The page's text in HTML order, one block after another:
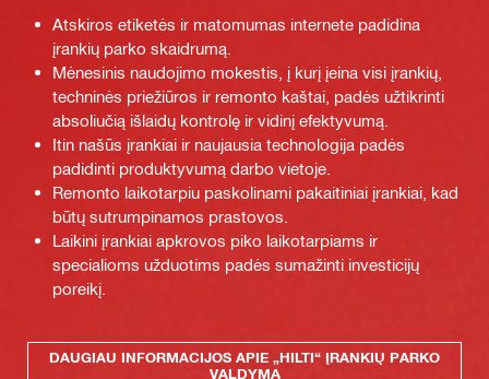
Atskiros etiketės ir matomumas internete padidina
įrankių parko skaidrumą.
Mėnesinis naudojimo mokestis, į kurį įeina visi įrankių,
techninės priežiūros ir remonto kaštai, padės užtikrinti
absoliučią išlaidų kontrolę ir vidinį efektyvumą.
Itin našūs įrankiai ir naujausia technologija padės
padidinti produktyvumą darbo vietoje.
Remonto laikotarpiu paskolinami pakaitiniai įrankiai, kad
būtų sutrumpinamos prastovos.
Laikini įrankiai apkrovos piko laikotarpiams ir
specialioms užduotims padės sumažinti investicijų
poreikį.
DAUGIAU INFORMACIJOS APIE „HILTI“ ĮRANKIŲ PARKO
VALDYMĄ